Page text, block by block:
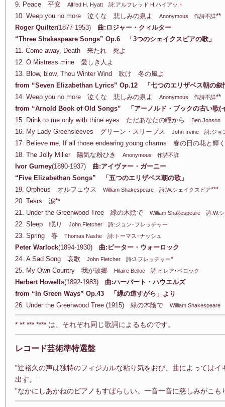
9. Peace 平安 Alfred H. Hyatt 詩:アルフレッド H.ハイアット
10. Weep you no more 泣くな 悲しみの泉よ Anonymous 作詩不詳**
Roger Quilter(1877-1953) 曲:ロジャー・クィルター
“Three Shakespeare Songs” Op.6 「3つのシェイクスピアの歌」
11. Come away, Death 来たれ 死よ
12. O Mistress mine 愛しき人よ
13. Blow, blow, Thou Winter Wind 吹け 冬の風よ
from “Seven Elizabethan Lyrics” Op.12 「七つのエリザベス朝の叙
14. Weep you no more 泣くな 悲しみの泉よ
Anonymous 作詩不詳**
from “Arnold Book of Old Songs” 「アーノルド・ブックの古い歌(
15. Drink to me only with thine eyes ただあなたの瞳から
Ben Jonson
16. My Lady Greensleeves グリーン・スリーブス John Irvine 詩:ジョ
17. Believe me, If all those endearing young charms 春の日の花と
18. The Jolly Miller 陽気な粉ひき
Anonymous 作詩不詳
Ivor Gurney(1890-1937) 曲:アイヴァー・ガーニー
“Five Elizabethan Songs” 「五つのエリザベス朝の歌」
19. Orpheus オルフェウス
William Shakespeare 詩:W.シェイクスピア***
20. Tears 涙**
21. Under the Greenwood Tree 緑の木陰で
William Shakespeare 詩:W.
22. Sleep 眠り John Fletcher 詩:ジョン･フレッチャー
23. Spring 春 Thomas Nashe 詩:トーマス･ナッシュ
Peter Warlock(1894-1930) 曲:ピーター・ウォーロック
24. A Sad Song 哀歌
John Fletcher 詩:J.フレッチャー*
25. My Own Country 我が故郷
Hilaire Belloc 詩:ヒレア･ベロック
Herbert Howells(1892-1983) 曲:ハーバート・ハウエルズ
from “In Green Ways” Op.43 「緑の道すがら」より
26. Under the Greenwood Tree (1915) 緑の木陰で
William Shakespeare
* ** *** **** は、それぞれ同じ歌詞によるものです。
レコード芸術準特選盤
”辻裕久の声は独特のフィジカルな粘り気をおび、曲によっては
出す。”
”なかにしあかねのピアノもすばらしい。一音一音に慈しみがこ